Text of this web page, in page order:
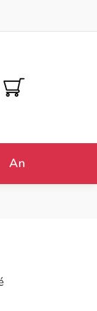
NÁKUPNÍ
KOŠÍK
Antény